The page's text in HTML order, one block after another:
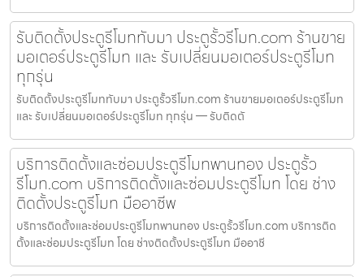
รับติดตั้งประตูรีโมททับมา ประตูรั้วรีโมท.com ร้านขาย
มอเตอร์ประตูรีโมท และ รับเปลี่ยนมอเตอร์ประตูรีโมท
ทุกรุ่น
รับติดตั้งประตูรีโมททับมา ประตูรั้วรีโมท.com ร้านขายมอเตอร์ประตูรีโมท
และ รับเปลี่ยนมอเตอร์ประตูรีโมท ทุกรุ่น — รับติดตั
บริการติดตั้งและซ่อมประตูรีโมทพานทอง ประตูรั้ว
รีโมท.com บริการติดตั้งและซ่อมประตูรีโมท โดย ช่าง
ติดตั้งประตูรีโมท มืออาชีพ
บริการติดตั้งและซ่อมประตูรีโมทพานทอง ประตูรั้วรีโมท.com บริการติด
ตั้งและซ่อมประตูรีโมท โดย ช่างติดตั้งประตูรีโมท มืออาชี